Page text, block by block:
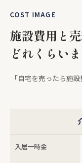
COST IMAGE
施設費用と売
どれくらい
「自宅を売ったら施
入居一時金